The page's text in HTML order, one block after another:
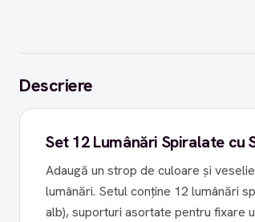
Descriere
Set 12 Lumânări Spiralate cu
Adaugă un strop de culoare și
lumânări. Setul conține 12 lumânări
alb), suporturi asortate pentru fixare